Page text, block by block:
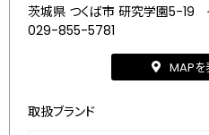
茨城県 つくば市 研究学園5-19
029-855-5781
MAPを
取扱ブランド